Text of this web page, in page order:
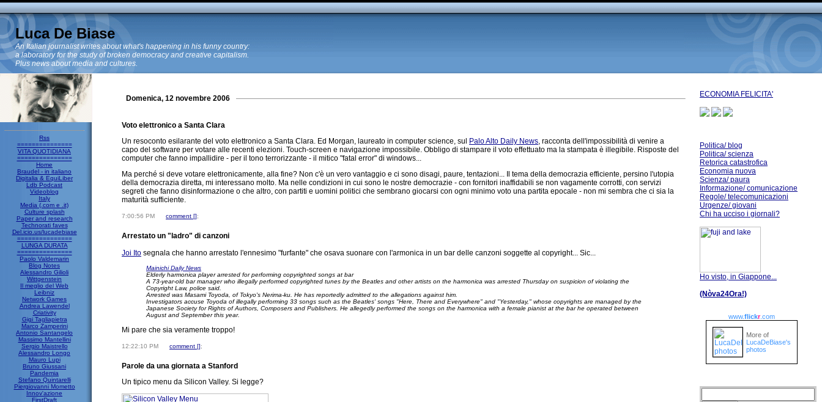
Luca De Biase
An Italian journalist writes about what's happening in his funny country:
a laboratory for the study of broken democracy and creative capitalism.
Plus news about media and cultures.
Rss
===============
VITA QUOTIDIANA
===============
Home
Braudel - in italiano
Digitalia & EquiLiber
Ldb Podcast
Videoblog
Italy
Media (.com e .it)
Culture splash
Paper and research
Technorati faves
Del.icio.us/lucadebiase
===============
LUNGA DURATA
===============
Paolo Valdemarin
Blog Notes
Alessandro Gilioli
Wittgenstein
Il meglio del Web
Leibniz
Network Games
Andrea Lawendel
Criativity
Gigi Tagliapietra
Marco Zamperini
Antonio Santangelo
Massimo Mantellini
Sergio Maistrello
Alessandro Longo
Mauro Lupi
Bruno Giussani
Pandemia
Stefano Quintarelli
Piergiovanni Mometto
Innov'azione
FirstDraft
Domenica, 12 novembre 2006
Voto elettronico a Santa Clara
Un resoconto esilarante del voto elettronico a Santa Clara. Ed Morgan, laureato in computer science, sul
Palo Alto Daily News, racconta dell'impossibilità di venire a
capo del software per votare alle recenti elezioni. Touch-screen e navigazione impossibile. Obbligo di stampare il voto effettuato ma la stampata è illegibile. Risposte del
computer che fanno impallidire - per il tono terrorizzante - il mitico "fatal error" di windows...
Ma perché si deve votare elettronicamente, alla fine? Non c'è un vero vantaggio e ci sono disagi, paure, tentazioni... Il tema della democrazia efficiente, persino l'utopia
della democrazia diretta, mi interessano molto. Ma nelle condizioni in cui sono le nostre democrazie - con fornitori inaffidabili se non vagamente corrotti, con servizi
segreti che fanno disinformazione o che altro, con partiti e uomini politici che sembrano giocarsi con ogni minimo voto una partita epocale - non mi sembra che ci sia la
maturità sufficiente.
7:00:56 PM comment [];
Arrestato un "ladro" di canzoni
Joi Ito segnala che hanno arrestato l'ennesimo "furfante" che osava suonare con l'armonica in un bar delle canzoni soggette al copyright... Sic...
Mainichi Daily News
Elderly harmonica player arrested for performing copyrighted songs at bar
A 73-year-old bar manager who illegally performed copyrighted tunes by the Beatles and other artists on the harmonica was arrested Thursday on suspicion of violating the
Copyright Law, police said.
Arrested was Masami Toyoda, of Tokyo's Nerima-ku. He has reportedly admitted to the allegations against him.
Investigators accuse Toyoda of illegally performing 33 songs such as the Beatles' songs "Here, There and Everywhere" and "Yesterday," whose copyrights are managed by the
Japanese Society for Rights of Authors, Composers and Publishers. He allegedly performed the songs on the harmonica with a female pianist at the bar he operated between
August and September this year.
Mi pare che sia veramente troppo!
12:22:10 PM comment [];
Parole da una giornata a Stanford
Un tipico menu da Silicon Valley. Si legge?
ECONOMIA FELICITA'
Politica/ blog
Politica/ scienza
Retorica catastrofica
Economia nuova
Scienza/ paura
Informazione/ comunicazione
Regole/ telecomunicazioni
Urgenze/ giovani
Chi ha ucciso i giornali?
Ho visto, in Giappone...
(Nòva24Ora!)
www.flickr.com
More of
LucaDeBiase's
photos